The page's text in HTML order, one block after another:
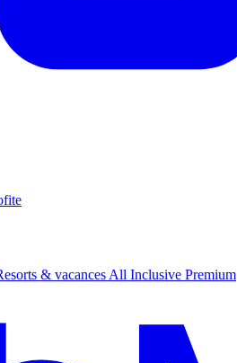
& vacances All Inclusive Premium